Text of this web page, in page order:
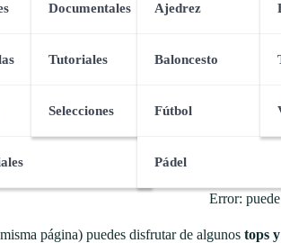
Documentales
Tutoriales
Selecciones
Ajedrez
Baloncesto
Fútbol
Pádel
Vídeos
un amplio surtido (que iremos ampliando
(Webipedia HD para estar al tanto de las
Error:
página) puedes disfrutar de algunos tops